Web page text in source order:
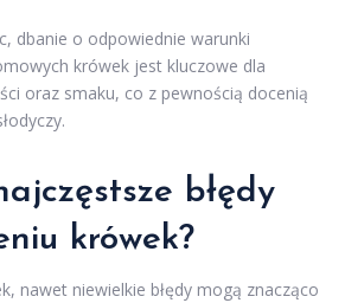
dbanie o odpowiednie warunki
krówek jest kluczowe dla
oraz smaku, co z pewnością docenią
błędy
krówek?
nawet niewielkie błędy mogą znacząco